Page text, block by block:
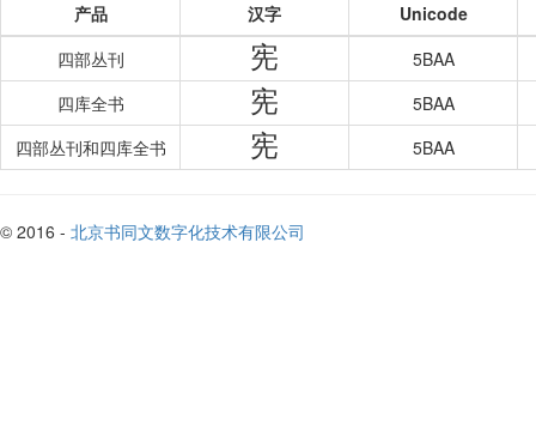
产品 汉字
Unicode
四部丛刊
宪
5BAA
四库全书
宪
5BAA
四部丛刊和四库全书
宪 5BAA
© 2016 - 北京书同文数字化技术有限公司